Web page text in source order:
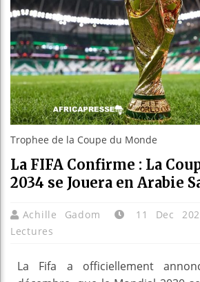
Trophee de la Coupe du Monde
La FIFA Confirme : La
2034 se Jouera en Arabie
Achille Gadom 11 Dec
Lectures
La Fifa a officiellement